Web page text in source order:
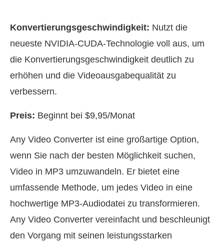
Konvertierungsgeschwindigkeit: Nutzt die
neueste NVIDIA-CUDA-Technologie voll aus, um
die Konvertierungsgeschwindigkeit deutlich zu
erhöhen und die Videoausgabequalität zu
verbessern.
Preis: Beginnt bei $9,95/Monat
Any Video Converter ist eine großartige Option,
wenn Sie nach der besten Möglichkeit suchen,
Video in MP3 umzuwandeln. Er bietet eine
umfassende Methode, um jedes Video in eine
hochwertige MP3-Audiodatei zu transformieren.
Any Video Converter vereinfacht und beschleunigt
den Vorgang mit seinen leistungsstarken